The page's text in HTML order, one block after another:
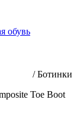
обувь
/Ботинки
Toe Boot